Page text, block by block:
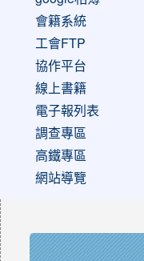
會籍系統
工會FTP
協作平台
線上書籍
電子報列表
調查專區
高鐵專區
網站導覽